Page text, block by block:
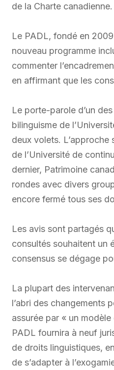
de la Charte canadienne.
Le PADL, fondé en
nouveau programme
commenter
en affirmant que les
Le porte-parole d’un
bilinguisme de
deux volets. L’approche
de l’Université de
dernier, Patrimoine
rondes avec divers
encore fermé tous ses
Les avis sont partagés
consultés souhaitent un
consensus se dégage
La plupart des
l’abri des changements
assurée par « un
PADL fournira à neuf
de droits linguistiques,
de s’adapter à